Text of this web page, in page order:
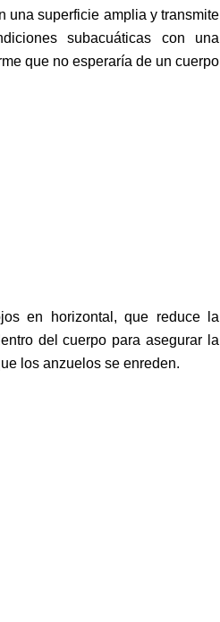
una superficie amplia y transmite
subacuáticas con una
que no esperaría de un cuerpo
en horizontal, que reduce la
del cuerpo para asegurar la
los anzuelos se enreden.